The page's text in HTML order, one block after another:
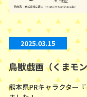
2025.03.15
鳥獣戯画（くま
熊本県PRキャラクター